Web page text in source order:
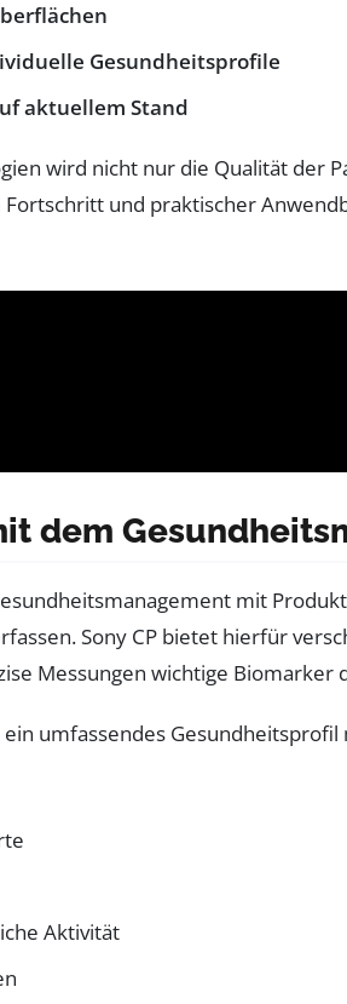
Gesundheitsprofile
aktuellem Stand
wird nicht nur die Qualität der
und praktischer
dem
mit
Sony CP bietet hierfür
Messungen wichtige
umfassendes
Aktivität